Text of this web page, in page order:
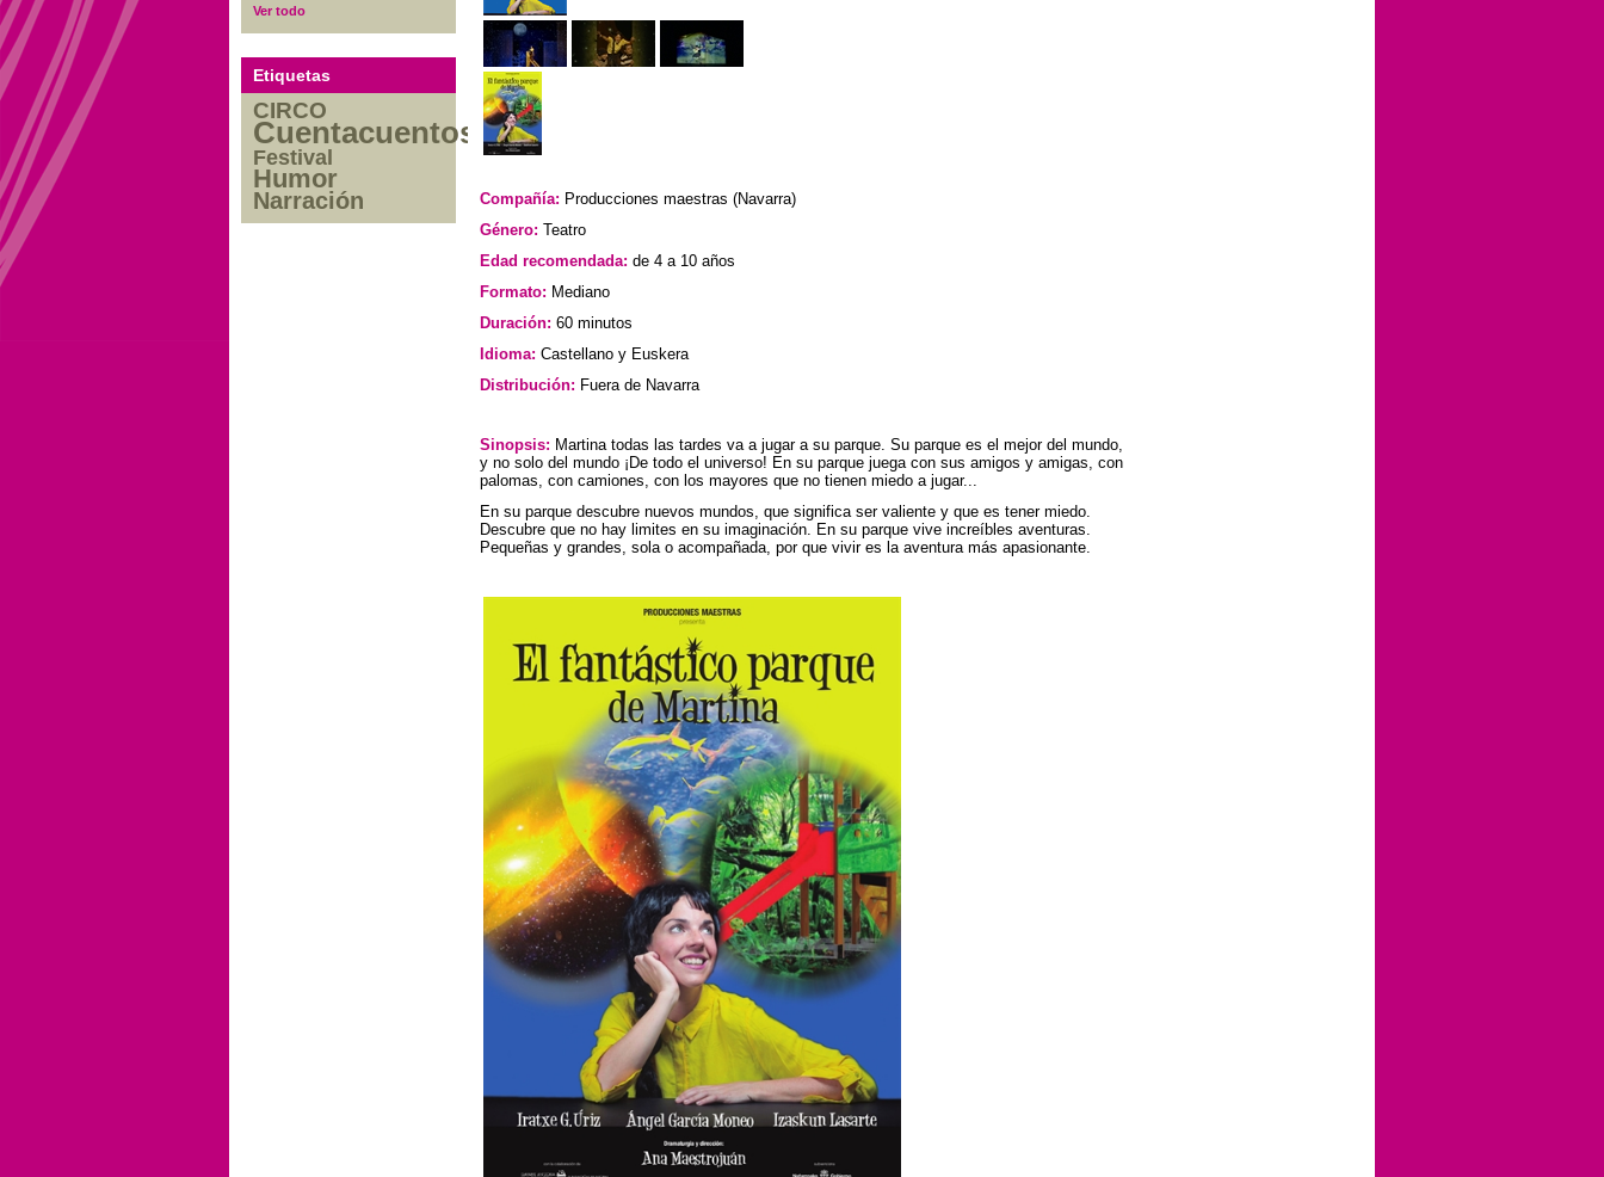
Ver todo
Etiquetas
CIRCO
Cuentacuentos
Festival
Humor
Narración Compañía: Producciones maestras (Navarra)
Género: Teatro
Edad recomendada: de 4 a 10 años
Formato: Mediano
Duración: 60 minutos
Idioma: Castellano y Euskera
Distribución: Fuera de Navarra
Sinopsis: Martina todas las tardes va a jugar a su parque. Su parque es el mejor del mundo,
y no solo del mundo ¡De todo el universo! En su parque juega con sus amigos y amigas, con
palomas, con camiones, con los mayores que no tienen miedo a jugar...
En su parque descubre nuevos mundos, que significa ser valiente y que es tener miedo.
Descubre que no hay limites en su imaginación. En su parque vive increíbles aventuras.
Pequeñas y grandes, sola o acompañada, por que vivir es la aventura más apasionante.